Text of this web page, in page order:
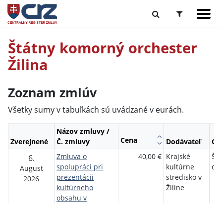
Štátny komorný orchester
Žilina
Zoznam zmlúv
Všetky sumy v tabuľkách sú uvádzané v eurách.
Zverejnené
Názov zmluvy /
Č. zmluvy
Cena Dodávateľ
6.
August
2026
Zmluva o
spolupráci pri
prezentácii
kultúrneho
obsahu v
40,00 € Krajské
kultúrne
stredisko v
Žiline